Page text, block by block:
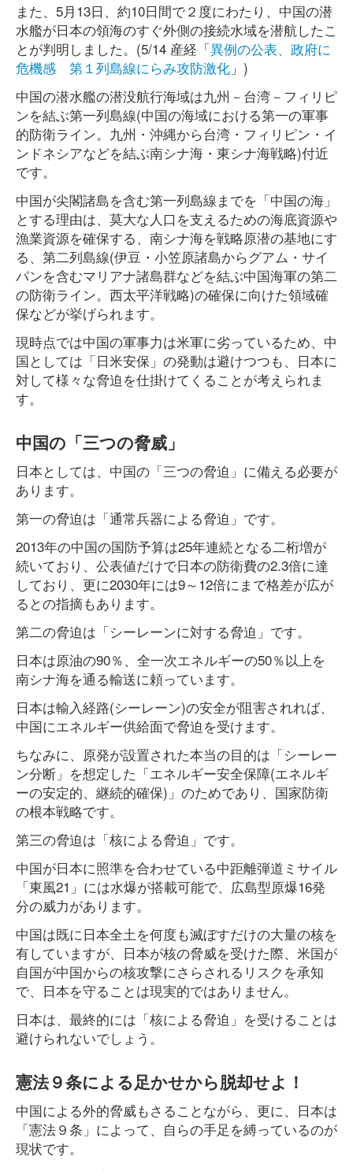
また、5月13日、約10日間で２度にわたり、中国の潜
水艦が日本の領海のすぐ外側の接続水域を潜航したこ
とが判明しました。(5/14 産経「異例の公表、政府に
危機感 第１列島線にらみ攻防激化 」)
中国の潜水艦の潜没航行海域は九州－台湾－フィリピ
ンを結ぶ第一列島線(中国の海域における第一の軍事
的防衛ライン。九州・沖縄から台湾・フィリピン・イ
ンドネシアなどを結ぶ南シナ海・東シナ海戦略)付近
です。
中国が尖閣諸島を含む第一列島線までを「中国の海」
とする理由は、莫大な人口を支えるための海底資源や
漁業資源を確保する、南シナ海を戦略原潜の基地にす
る、第二列島線(伊豆・小笠原諸島からグアム・サイ
パンを含むマリアナ諸島群などを結ぶ中国海軍の第二
の防衛ライン。西太平洋戦略)の確保に向けた領域確
保などが挙げられます。
現時点では中国の軍事力は米軍に劣っているため、中
国としては「日米安保」の発動は避けつつも、日本に
対して様々な脅迫を仕掛けてくることが考えられま
す。
中国の「三つの脅威」
日本としては、中国の「三つの脅迫」に備える必要が
あります。
第一の脅迫は「通常兵器による脅迫」です。
2013年の中国の国防予算は25年連続となる二桁増が
続いており、公表値だけで日本の防衛費の2.3倍に達
しており、更に2030年には9～12倍にまで格差が広が
るとの指摘もあります。
第二の脅迫は「シーレーンに対する脅迫」です。
日本は原油の90％、全一次エネルギーの50％以上を
南シナ海を通る輸送に頼っています。
日本は輸入経路(シーレーン)の安全が阻害されれば、
中国にエネルギー供給面で脅迫を受けます。
ちなみに、原発が設置された本当の目的は「シーレー
ン分断」を想定した「エネルギー安全保障(エネルギ
ーの安定的、継続的確保)」のためであり、国家防衛
の根本戦略です。
第三の脅迫は「核による脅迫」です。
中国が日本に照準を合わせている中距離弾道ミサイル
「東風21」には水爆が搭載可能で、広島型原爆16発
分の威力があります。
中国は既に日本全土を何度も滅ぼすだけの大量の核を
有していますが、日本が核の脅威を受けた際、米国が
自国が中国からの核攻撃にさらされるリスクを承知
で、日本を守ることは現実的ではありません。
日本は、最終的には「核による脅迫」を受けることは
避けられないでしょう。
憲法９条による足かせから脱却せよ！
中国による外的脅威もさることながら、更に、日本は
「憲法９条」によって、自らの手足を縛っているのが
現状です。